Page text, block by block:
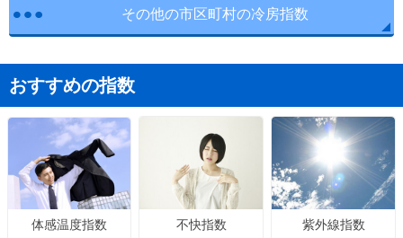
その他の市区町村の冷房指数
おすすめの指数
体感温度指数 不快指数 紫外線指数